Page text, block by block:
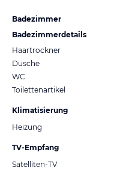
Badezimmer
Badezimmerdetails
Haartrockner
Dusche
WC
Toilettenartikel
Klimatisierung
Heizung
TV-Empfang
Satelliten-TV